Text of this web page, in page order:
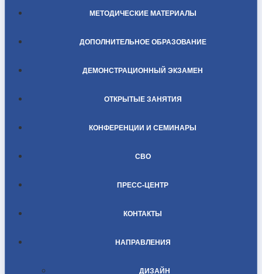
МЕТОДИЧЕСКИЕ МАТЕРИАЛЫ
ДОПОЛНИТЕЛЬНОЕ ОБРАЗОВАНИЕ
ДЕМОНСТРАЦИОННЫЙ ЭКЗАМЕН
ОТКРЫТЫЕ ЗАНЯТИЯ
КОНФЕРЕНЦИИ И СЕМИНАРЫ
СВО
ПРЕСС-ЦЕНТР
КОНТАКТЫ
НАПРАВЛЕНИЯ
ДИЗАЙН